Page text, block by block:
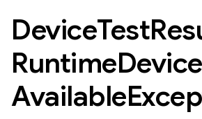
DeviceTest
RuntimeDevice
Available